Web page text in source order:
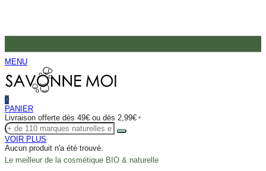
MENU
0
PANIER
Livraison offerte dès 49€ ou dès 2,99€ *
VOIR PLUS
Aucun produit n'a été trouvé.
Le meilleur de la cosmétique BIO & naturelle